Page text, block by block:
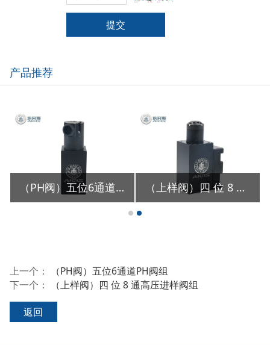
提交
产品推荐
（PH阀）五位6通道PH阀组 （上样阀）四 位 8 通高压进样阀组
上一个：
（PH阀）五位6通道PH阀组
下一个：
（上样阀）四 位 8 通高压进样阀组
返回